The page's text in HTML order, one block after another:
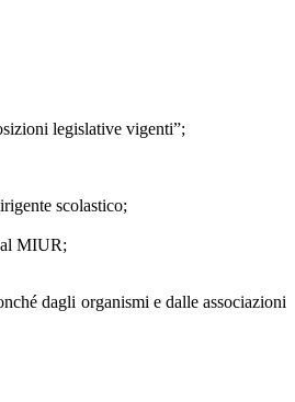
legislative vigenti”;
scolastico;
al MIUR;
dagli organismi e dalle associazioni